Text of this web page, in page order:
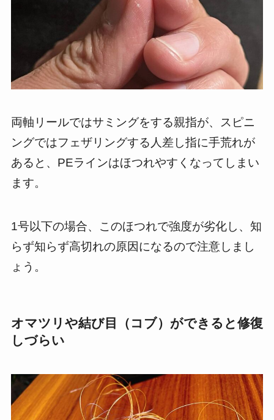
両軸リールではサミングをする親指が、スピニ
ングではフェザリングする人差し指に手荒れが
あると、PEラインはほつれやすくなってしまい
ます。
1号以下の場合、このほつれで強度が劣化し、知
らず知らず高切れの原因になるので注意しまし
ょう。
オマツリや結び目（コブ）ができると修復
しづらい